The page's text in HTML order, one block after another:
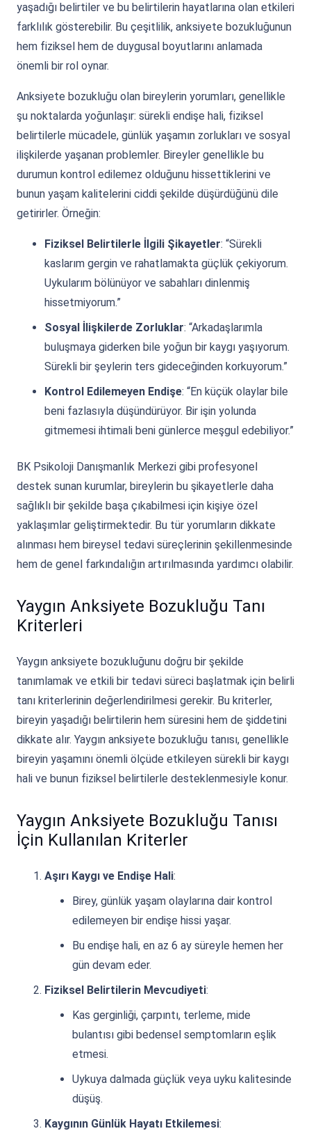
yaşadığı belirtiler ve bu belirtilerin hayatlarına olan etkileri
farklılık gösterebilir. Bu çeşitlilik, anksiyete bozukluğunun
hem fiziksel hem de duygusal boyutlarını anlamada
önemli bir rol oynar.
Anksiyete bozukluğu olan bireylerin yorumları, genellikle
şu noktalarda yoğunlaşır: sürekli endişe hali, fiziksel
belirtilerle mücadele, günlük yaşamın zorlukları ve sosyal
ilişkilerde yaşanan problemler. Bireyler genellikle bu
durumun kontrol edilemez olduğunu hissettiklerini ve
bunun yaşam kalitelerini ciddi şekilde düşürdüğünü dile
getirirler. Örneğin:
Fiziksel Belirtilerle İlgili Şikayetler: “Sürekli
kaslarım gergin ve rahatlamakta güçlük çekiyorum.
Uykularım bölünüyor ve sabahları dinlenmiş
hissetmiyorum.”
Sosyal İlişkilerde Zorluklar: “Arkadaşlarımla
buluşmaya giderken bile yoğun bir kaygı yaşıyorum.
Sürekli bir şeylerin ters gideceğinden korkuyorum.”
Kontrol Edilemeyen Endişe: “En küçük olaylar bile
beni fazlasıyla düşündürüyor. Bir işin yolunda
gitmemesi ihtimali beni günlerce meşgul edebiliyor.”
BK Psikoloji Danışmanlık Merkezi gibi profesyonel
destek sunan kurumlar, bireylerin bu şikayetlerle daha
sağlıklı bir şekilde başa çıkabilmesi için kişiye özel
yaklaşımlar geliştirmektedir. Bu tür yorumların dikkate
alınması hem bireysel tedavi süreçlerinin şekillenmesinde
hem de genel farkındalığın artırılmasında yardımcı olabilir.
Yaygın Anksiyete Bozukluğu Tanı
Kriterleri
Yaygın anksiyete bozukluğunu doğru bir şekilde
tanımlamak ve etkili bir tedavi süreci başlatmak için belirli
tanı kriterlerinin değerlendirilmesi gerekir. Bu kriterler,
bireyin yaşadığı belirtilerin hem süresini hem de şiddetini
dikkate alır. Yaygın anksiyete bozukluğu tanısı, genellikle
bireyin yaşamını önemli ölçüde etkileyen sürekli bir kaygı
hali ve bunun fiziksel belirtilerle desteklenmesiyle konur.
Yaygın Anksiyete Bozukluğu Tanısı
İçin Kullanılan Kriterler
Aşırı Kaygı ve Endişe Hali:
Birey, günlük yaşam olaylarına dair kontrol
edilemeyen bir endişe hissi yaşar.
Bu endişe hali, en az 6 ay süreyle hemen her
gün devam eder.
Fiziksel Belirtilerin Mevcudiyeti:
Kas gerginliği, çarpıntı, terleme, mide
bulantısı gibi bedensel semptomların eşlik
etmesi.
Uykuya dalmada güçlük veya uyku kalitesinde
düşüş.
Kaygının Günlük Hayatı Etkilemesi: